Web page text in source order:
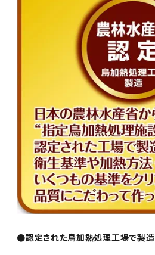
●認定された鳥加熱処理工場で製造